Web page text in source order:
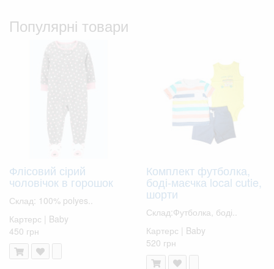
Популярні товари
Флісовий сірий
чоловічок в горошок
Склад: 100% polyes..
Картерс | Baby
450 грн
Комплект футболка,
боді-маєчка local cutie,
шорти
Склад:Футболка, боді..
Картерс | Baby
520 грн